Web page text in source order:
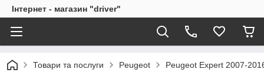
Інтернет - магазин "driver"
Товари та послуги Peugeot Peugeot Expert 2007-2016